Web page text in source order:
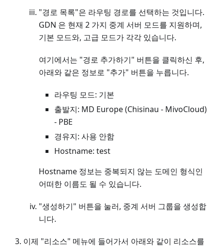
"경로 목록"은 라우팅 경로를 선택하는 것입니다.
GDN 은 현재 2 가지 중계 서버 모드를 지원하며,
기본 모드와, 고급 모드가 각각 있습니다.
여기에서는 "경로 추가하기" 버튼을 클릭하신 후,
아래와 같은 정보로 "추가" 버튼을 누릅니다.
라우팅 모드: 기본
출발지: MD Europe (Chisinau - MivoCloud)
- PBE
경유지: 사용 안함
Hostname: test
Hostname 정보는 중복되지 않는 도메인 형식인
어떠한 이름도 될 수 있습니다.
"생성하기" 버튼을 눌러, 중계 서버 그룹을 생성합
니다.
이제 "리소스" 메뉴에 들어가서 아래와 같이 리소스를